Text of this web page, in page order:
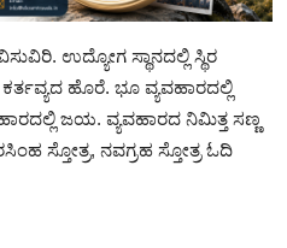
ಉದ್ಯೋಗ ಸ್ಥಾನದಲ್ಲಿ ಸ್ಥಿರ
ಹೊರೆ. ಭೂ ವ್ಯವಹಾರದಲ್ಲಿ
ಜಯ. ವ್ಯವಹಾರದ ನಿಮಿತ್ತ ಸಣ್ಣ
ಸ್ತೋತ್ರ, ನವಗ್ರಹ ಸ್ತೋತ್ರ ಓದಿ